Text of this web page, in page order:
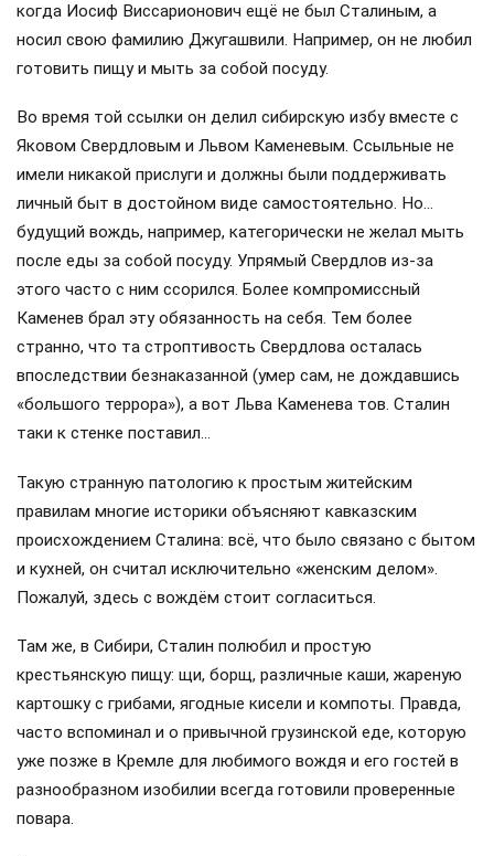
когда Иосиф Виссарионович ещё не был Сталиным, а
носил свою фамилию Джугашвили. Например, он не любил
готовить пищу и мыть за собой посуду.
Во время той ссылки он делил сибирскую избу вместе с
Яковом Свердловым и Львом Каменевым. Ссыльные не
имели никакой прислуги и должны были поддерживать
личный быт в достойном виде самостоятельно. Но…
будущий вождь, например, категорически не желал мыть
после еды за собой посуду. Упрямый Свердлов из-за
этого часто с ним ссорился. Более компромиссный
Каменев брал эту обязанность на себя. Тем более
странно, что та строптивость Свердлова осталась
впоследствии безнаказанной (умер сам, не дождавшись
«большого террора»), а вот Льва Каменева тов. Сталин
таки к стенке поставил…
Такую странную патологию к простым житейским
правилам многие историки объясняют кавказским
происхождением Сталина: всё, что было связано с бытом
и кухней, он считал исключительно «женским делом».
Пожалуй, здесь с вождём стоит согласиться.
Там же, в Сибири, Сталин полюбил и простую
крестьянскую пищу: щи, борщ, различные каши, жареную
картошку с грибами, ягодные кисели и компоты. Правда,
часто вспоминал и о привычной грузинской еде, которую
уже позже в Кремле для любимого вождя и его гостей в
разнообразном изобилии всегда готовили проверенные
повара.